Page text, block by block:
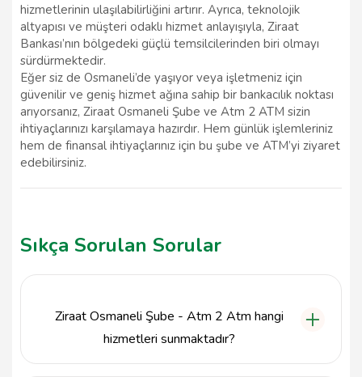
hizmetlerinin ulaşılabilirliğini artırır. Ayrıca, teknolojik
altyapısı ve müşteri odaklı hizmet anlayışıyla, Ziraat
Bankası’nın bölgedeki güçlü temsilcilerinden biri olmayı
sürdürmektedir.
Eğer siz de Osmaneli’de yaşıyor veya işletmeniz için
güvenilir ve geniş hizmet ağına sahip bir bankacılık noktası
arıyorsanız, Ziraat Osmaneli Şube ve Atm 2 ATM sizin
ihtiyaçlarınızı karşılamaya hazırdır. Hem günlük işlemleriniz
hem de finansal ihtiyaçlarınız için bu şube ve ATM’yi ziyaret
edebilirsiniz.
Sıkça Sorulan Sorular
Ziraat Osmaneli Şube - Atm 2 Atm hangi
hizmetleri sunmaktadır?